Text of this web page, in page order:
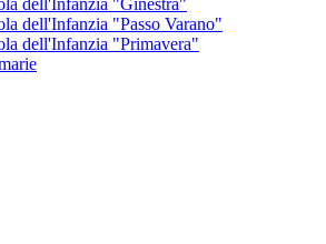
dell'Infanzia "Ginestra"
dell'Infanzia "Passo Varano"
dell'Infanzia "Primavera"